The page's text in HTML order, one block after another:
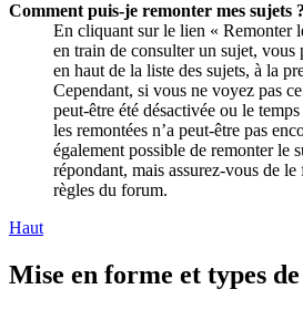
Comment puis-je remonter mes sujets ?
En cliquant sur le lien « Remonter
en train de consulter un sujet,
en haut de la liste des sujets, à la
Cependant, si vous ne voyez pas
peut-être été désactivée ou le
les remontées n’a peut-être pas
également possible de remonter le
répondant, mais assurez-vous de
règles du forum.
Haut
Mise en forme et types